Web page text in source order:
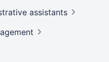
assistants